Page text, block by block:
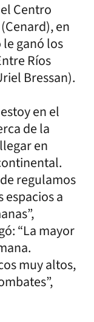
Centro
en
ganó los
Ríos
Bressan).
en el
de la
en
regulamos
a
“La mayor
muy altos,